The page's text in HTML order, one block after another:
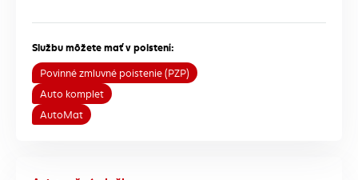
Službu môžete mať v poistení:
Povinné zmluvné poistenie (PZP)
Auto komplet
AutoMat